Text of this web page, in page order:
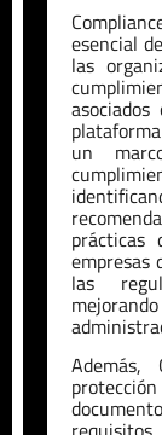
esencial
las
un
prácticas
empresas
las
Además,